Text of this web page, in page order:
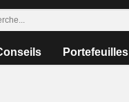
Portefeuilles